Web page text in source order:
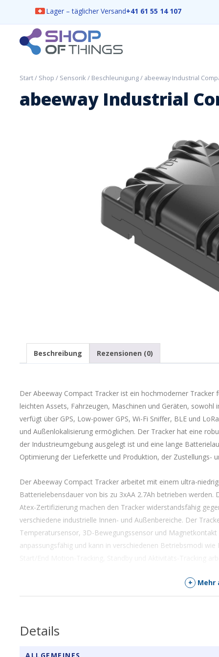
Lager – täglicher Versand+41 61 55 14 107
ShopOfThings
Start/ Shop / Sensorik / Beschleunigung/ abeeway Industrial
abeeway Industrial
Beschreibung Rezensionen (0)
Der Abeeway Compact Tracker ist ein hochmoderner
leichten Assets, Fahrzeugen, Maschinen und Geräten,
verfügt über GPS, Low-power GPS, Wi-Fi Sniffer, BLE und
und Außenlokalisierung ermöglichen. Der Tracker hat eine
der Industrieumgebung ausgelegt ist und eine lange
Optimierung der Lieferkette und Produktion, der Zustellungs-
Der Abeeway Compact Tracker arbeitet mit einem ultra-
Batterielebensdauer von bis zu 3xAA 2.7Ah betrieben
Atex-Zertifizierung machen den Tracker widerstandsfähig
verschiedene industrielle Innen- und Außenbereiche. Der
Temperatursensor, 3D-Bewegungssensor und
anpassungsfähig und kann in verschiedenen Betriebsmodi
Der Abeeway Compact Tracker bietet präzise
dessen Position in Echtzeit zu übermitteln. Der Tracker ist in
+ Mehr
Details